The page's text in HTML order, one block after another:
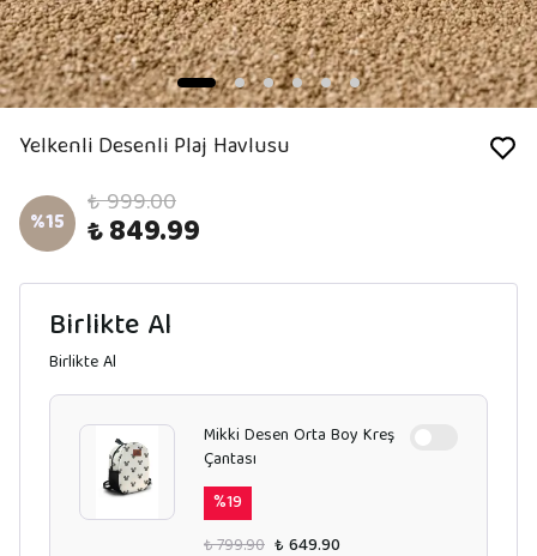
Yelkenli Desenli Plaj Havlusu
%15 ₺ 999.00
₺ 849.99
Birlikte Al
Birlikte Al
Mikki Desen Orta Boy Kreş
Çantası
%19
₺ 799.90 ₺ 649.90